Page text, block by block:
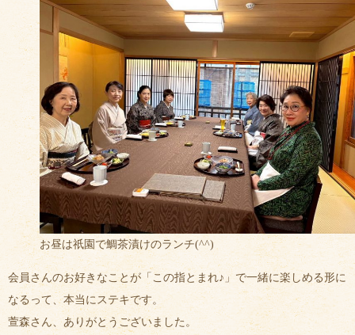
お昼は祇園で鯛茶漬けのランチ(^^)
会員さんのお好きなことが「この指とまれ♪」で一緒に楽しめる形に
なるって、本当にステキです。
萱森さん、ありがとうございました。